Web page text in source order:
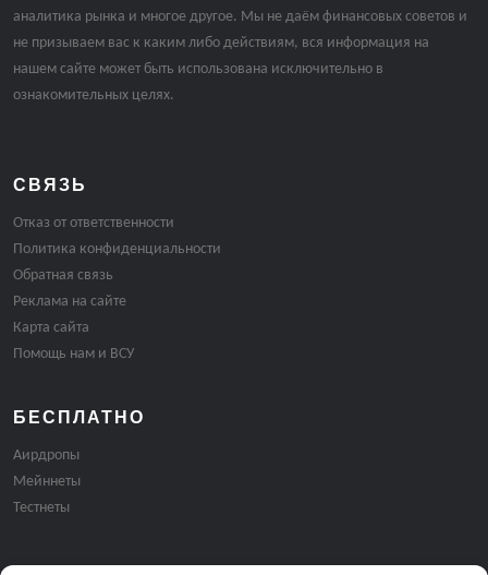
аналитика рынка и многое другое. Мы не даём финансовых советов и
не призываем вас к каким либо действиям, вся информация на
нашем сайте может быть использована исключительно в
ознакомительных целях.
СВЯЗЬ
Отказ от ответственности
Политика конфиденциальности
Обратная связь
Реклама на сайте
Карта сайта
Помощь нам и ВСУ
БЕСПЛАТНО
Аирдропы
Мейннеты
Тестнеты